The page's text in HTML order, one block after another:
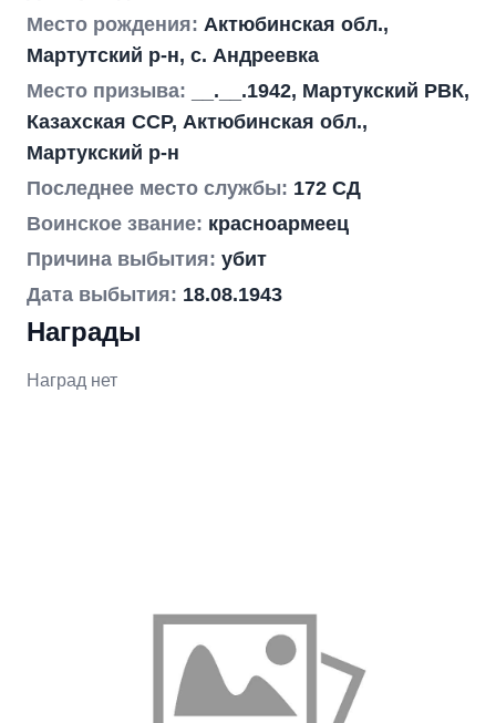
Место рождения: Актюбинская обл.,
Мартутский р-н, с. Андреевка
Место призыва:
__.__.1942, Мартукский РВК,
Казахская ССР, Актюбинская обл.,
Мартукский р-н
Последнее место службы: 172 СД
Воинское звание: красноармеец
Причина выбытия: убит
Дата выбытия: 18.08.1943
Награды
Наград нет